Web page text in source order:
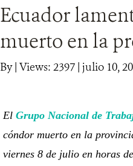
Ecuador
muerto en la
By| Views: 2397| julio 10,
El Grupo Nacional de
cóndor muerto en la
viernes 8 de julio en horas